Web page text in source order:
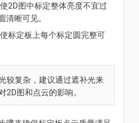
2D图中标定整体亮度不宜过
清晰可见。
标定板上每个标定圆完整可
较复杂，建议通过遮补光来
2D图和点云的影响。